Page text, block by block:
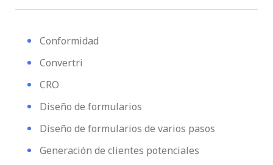
Conformidad
Convertri
CRO
Diseño de formularios
Diseño de formularios de varios pasos
Generación de clientes potenciales